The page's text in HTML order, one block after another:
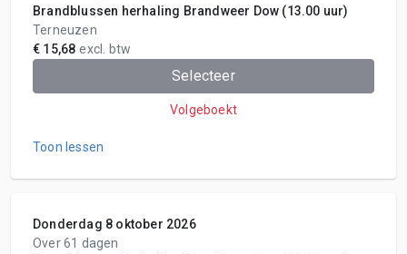
Brandblussen herhaling Brandweer Dow (13.00 uur)
Terneuzen
€ 15,68 excl. btw
Selecteer
Volgeboekt
Toon lessen
Donderdag 8 oktober 2026
Over 61 dagen